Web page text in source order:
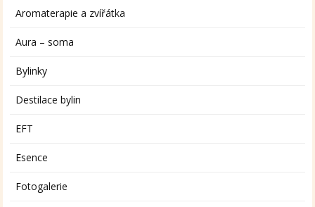
Aromaterapie a zvířátka
Aura – soma
Bylinky
Destilace bylin
EFT
Esence
Fotogalerie